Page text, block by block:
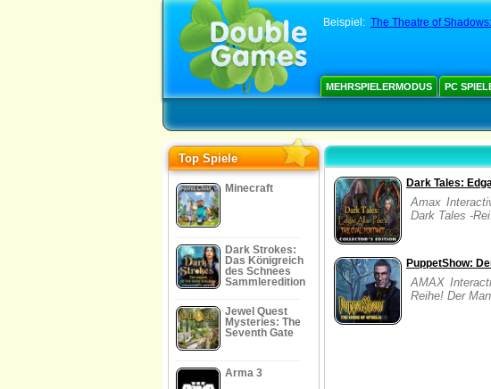
Beispiel: The Theatre of
MEHRSPIELERMODUS PC
Top Spiele
Minecraft
Dark Strokes:
Das Königreich
des Schnees
Sammleredition
Jewel Quest
Mysteries: The
Seventh Gate
Arma 3
Dark Tales:
Amax
Dark Tales -
PuppetShow:
AMAX
Reihe! Der